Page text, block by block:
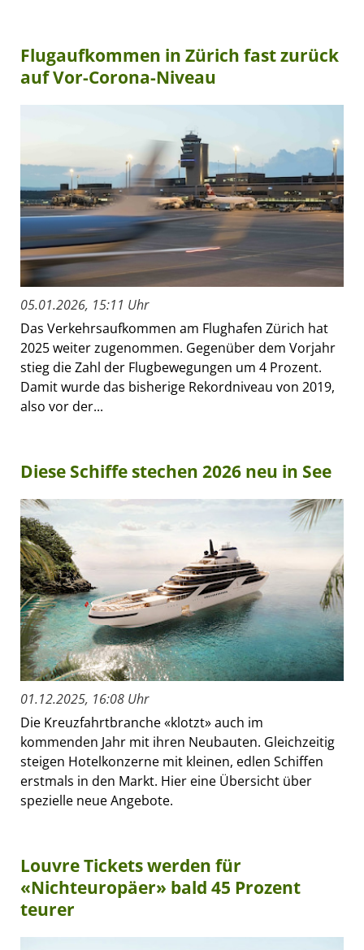
Flugaufkommen in Zürich fast zurück
auf Vor-Corona-Niveau
05.01.2026, 15:11 Uhr
Das Verkehrsaufkommen am Flughafen Zürich hat
2025 weiter zugenommen. Gegenüber dem Vorjahr
stieg die Zahl der Flugbewegungen um 4 Prozent.
Damit wurde das bisherige Rekordniveau von 2019,
also vor der...
Diese Schiffe stechen 2026 neu in See
01.12.2025, 16:08 Uhr
Die Kreuzfahrtbranche «klotzt» auch im
kommenden Jahr mit ihren Neubauten. Gleichzeitig
steigen Hotelkonzerne mit kleinen, edlen Schiffen
erstmals in den Markt. Hier eine Übersicht über
spezielle neue Angebote.
Louvre Tickets werden für
«Nichteuropäer» bald 45 Prozent
teurer